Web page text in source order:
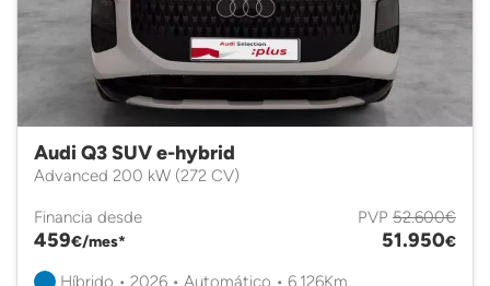
Audi Q3 SUV e-hybrid
Advanced 200 kW (272 CV)
Financia desde
459€/mes*
PVP 52.600€
51.950€
Híbrido • 2026 • Automático • 6.126Km.